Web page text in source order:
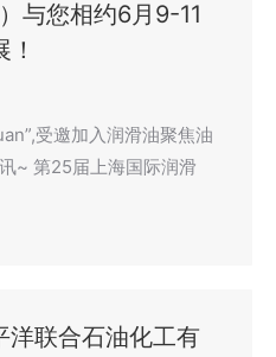
与您相约6月9-11
受邀加入润滑油聚焦油
~ 第25届上海国际润滑
联合石油化工有